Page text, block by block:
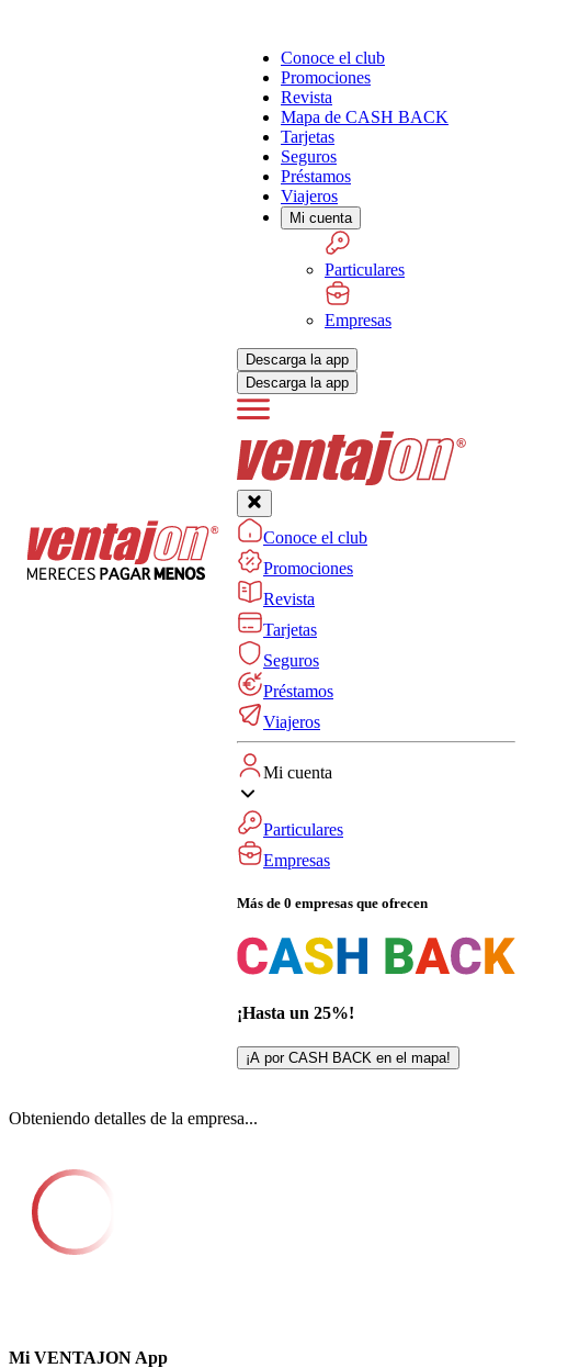
Conoce el club
Promociones
Revista
Mapa de CASH BACK
Tarjetas
Seguros
Préstamos
Viajeros
Mi cuenta
Particulares
Empresas
Descarga la app
Descarga la app
Conoce el club
Promociones
Revista
Tarjetas
Seguros
Préstamos
Viajeros
Mi cuenta
Particulares
Empresas
Más de 0 empresas que ofrecen
¡Hasta un 25%!
¡A por CASH BACK en el mapa!
Obteniendo detalles de la empresa...
Mi VENTAJON App